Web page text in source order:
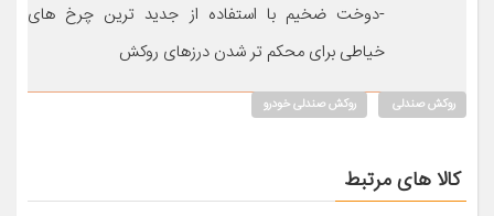
-دوخت ضخیم با استفاده از جدید ترین چرخ های
خیاطی برای محکم تر شدن درزهای روکش
روکش صندلی روکش صندلی خودرو
کالا های مرتبط